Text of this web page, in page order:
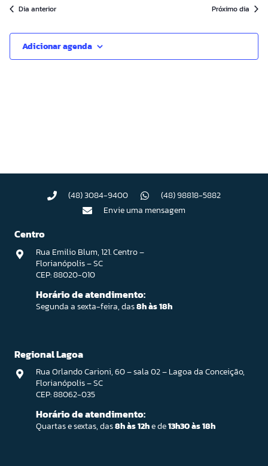
data.Dia anterior Próximo dia
Adicionar agenda
(48) 3084-9400
(48) 98818-5882
Envie uma mensagem
Centro
Rua Emilio Blum, 121. Centro –
Florianópolis – SC
CEP: 88020-010
Horário de atendimento:
Segunda a sexta-feira, das8h às 18h
Regional Lagoa
Rua Orlando Carioni, 60 – sala 02 – Lagoa da Conceição,
Florianópolis – SC
CEP: 88062-035
Horário de atendimento:
Quartas e sextas, das8h às 12he de13h30 às 18h